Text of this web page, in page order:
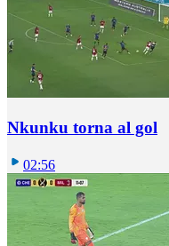
Nkunku torna al gol
02:56